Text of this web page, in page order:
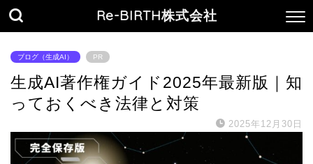
Re-BIRTH株式会社
ブログ（生成AI） PR
生成AI著作権ガイド2025年最新版｜知
っておくべき法律と対策
2025年12月30日